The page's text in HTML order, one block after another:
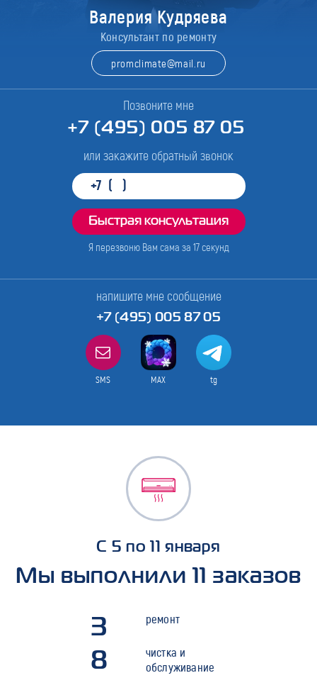
Валерия Кудряева
Консультант по ремонту
promclimate@mail.ru
Позвоните мне
+7 (495) 005 87 05
или закажите обратный звонок
Я перезвоню Вам сама за 17секунд
напишите мне сообщение
+7 (495) 005 87 05
SMS MAX tg
С 5 по 11 января
Мы выполнили 11 заказов
3 ремонт
8
чистка и
обслуживание